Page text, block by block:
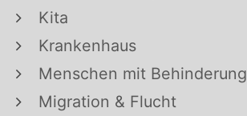
Kita
Krankenhaus
Menschen mit Behinderung
Migration & Flucht